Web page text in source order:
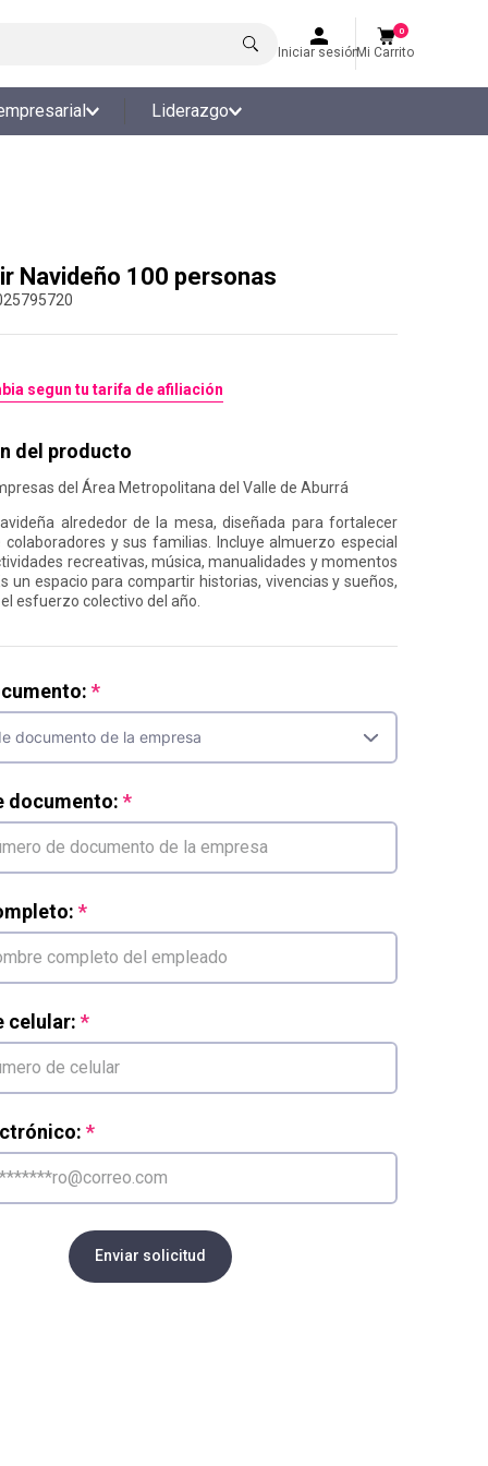
Iniciar sesiónMi Carrito
0
Liderazgo
Navideño 100 personas
segun tu tarifa de afiliación
del producto
del Área Metropolitana del Valle de Aburrá
alrededor de la mesa, diseñada para fortalecer
colaboradores y sus familias. Incluye almuerzo especial
recreativas, música, manualidades y momentos
un espacio para compartir historias, vivencias y sueños,
esfuerzo colectivo del año.
documento:
celular:
Enviar solicitud